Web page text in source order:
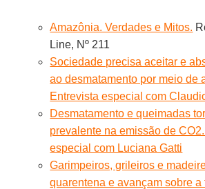
Amazônia. Verdades e Mitos.
Line, Nº 211
Sociedade precisa aceitar e
ao desmatamento por meio de
Entrevista especial com
Desmatamento e queimadas
prevalente na emissão de
especial com Luciana Gatti
Garimpeiros, grileiros e
quarentena e avançam sobre